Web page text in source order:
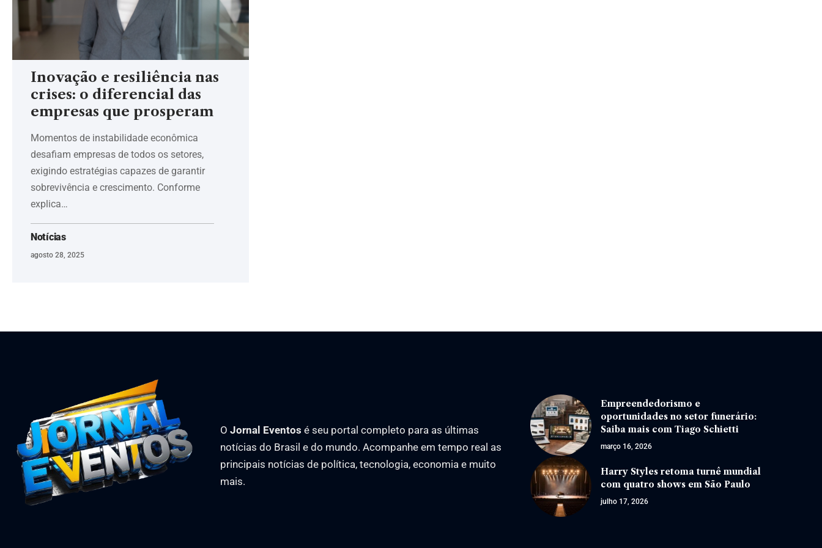
Inovação e resiliência nas
crises: o diferencial das
empresas que prosperam
Momentos de instabilidade econômica
desafiam empresas de todos os setores,
exigindo estratégias capazes de garantir
sobrevivência e crescimento. Conforme
explica…
Notícias
agosto 28, 2025
O Jornal Eventos é seu portal completo para as últimas
notícias do Brasil e do mundo. Acompanhe em tempo real as
principais notícias de política, tecnologia, economia e muito
mais.
Empreendedorismo e
oportunidades no setor funerário:
Saiba mais com Tiago Schietti
março 16, 2026
Harry Styles retoma turnê mundial
com quatro shows em São Paulo
julho 17, 2026